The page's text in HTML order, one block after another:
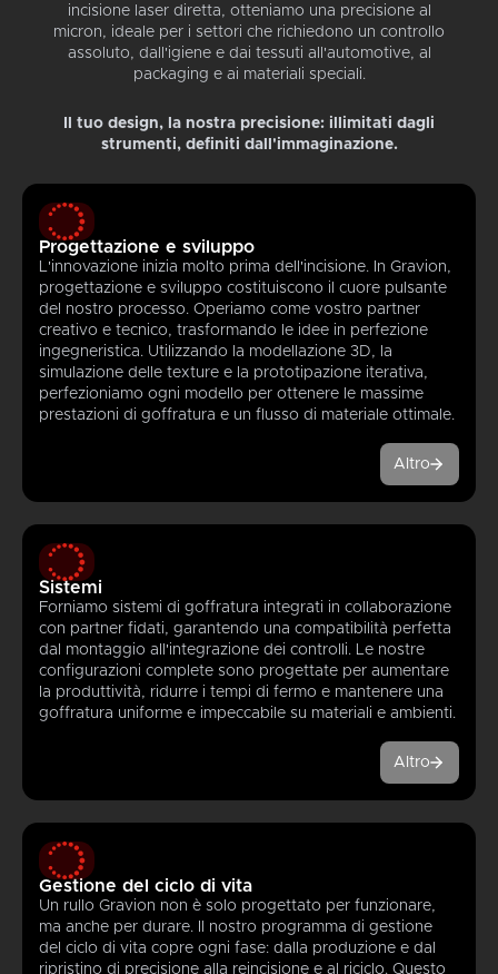
incisione laser diretta, otteniamo una precisione al
micron, ideale per i settori che richiedono un controllo
assoluto, dall'igiene e dai tessuti all'automotive, al
packaging e ai materiali speciali.
Il tuo design, la nostra precisione: illimitati dagli
strumenti, definiti dall'immaginazione.
Progettazione e sviluppo
L'innovazione inizia molto prima dell'incisione. In Gravion,
progettazione e sviluppo costituiscono il cuore pulsante
del nostro processo. Operiamo come vostro partner
creativo e tecnico, trasformando le idee in perfezione
ingegneristica. Utilizzando la modellazione 3D, la
simulazione delle texture e la prototipazione iterativa,
perfezioniamo ogni modello per ottenere le massime
prestazioni di goffratura e un flusso di materiale ottimale.
Altro
Sistemi
Forniamo sistemi di goffratura integrati in collaborazione
con partner fidati, garantendo una compatibilità perfetta
dal montaggio all'integrazione dei controlli. Le nostre
configurazioni complete sono progettate per aumentare
la produttività, ridurre i tempi di fermo e mantenere una
goffratura uniforme e impeccabile su materiali e ambienti.
Altro
Gestione del ciclo di vita
Un rullo Gravion non è solo progettato per funzionare,
ma anche per durare. Il nostro programma di gestione
del ciclo di vita copre ogni fase: dalla produzione e dal
ripristino di precisione alla reincisione e al riciclo. Questo